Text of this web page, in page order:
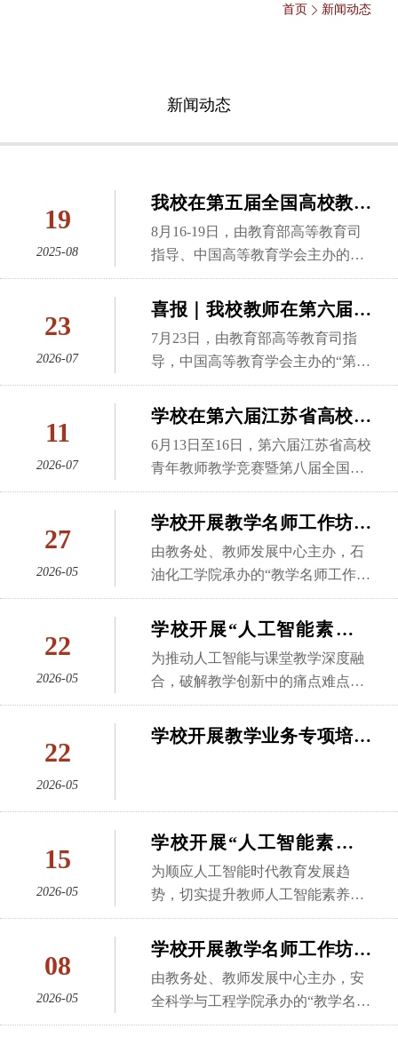
首页 新闻动态
新闻动态
19
2025-08
我校在第五届全国高校教师
教学创新大赛上取得突破
8月16-19日，由教育部高等教育司
指导、中国高等教育学会主办的第
五届全国高校教师教学创新大赛全
国现场赛在北京理工大学举行。本
次大赛以“推动教学创新 培养一流
人才”为主题，共设32个赛区，覆盖
所有本科高校，覆盖所有学科门
万名教师参加省赛，最终588门课程
的2253位教师（含团队教师）入围
全国赛现场赛。我校马克思主义学
得骄人成绩之后，首次荣获全国高
校教师教学创新大赛最高奖项，再
次实现历史性突破。颁奖现场（左
九为周本卫老师）学校高度重视大
赛组织工作，从启动会、校赛选
拔、省赛角逐到国赛冲刺，历时10
个月，校党委书记徐守坤、副校长
李忠玉全程参与，多次指导备赛工
室、教师发展中心协同学院，精心
极配合，精心打磨，在赛场上展现
出高水平的教学创新能力。此次取
得的历史性佳绩充分体现了我校教
育教学创新、培养人才的成效，彰
显了我校教师勇担责任、追求卓越
进一步聚焦教师教学创新，加强教
师教学能力培训，
23
2026-07
喜报｜我校教师在第六届全
国高校教师教学创新大赛中
取得佳绩
7月23日，由教育部高等教育司指
导，中国高等教育学会主办的“第六
届全国高校教师教学创新大赛”（以
下简称教创赛）圆满落幕。本届教
高校，13.8万名教师参加校赛，4.5
万名教师参加省赛，2694位教师
国赛现场评审。全国赛现场评审在
南京大学、南京理工大学举办，经
专家评审，104个教师（团队）获一
我校石油与天然气工程学院、能源
学院，能源低碳信创产业学院窦祥
骥教授团队荣获产教融合地方高校
组二等奖，实现学校教创赛产教融
合赛道的突破。教创赛是经教育部
导备赛工作，教务处、产教融合教
育办公室、教师发展中心与学院协
同发力，邀请国家级教学名师、往
届国赛获奖团队负责人组成专家指
导组，围绕教学创新报告、课堂教
学实录、现场答辩等关键环节进行
多轮打磨。参赛教师扎根教学一
线，精准锚定“深层采油任务牵引不
11
2026-07
学校在第六届江苏省高校青
年教师教学竞赛中获佳绩
6月13日至16日，第六届江苏省高校
青年教师教学竞赛暨第八届全国高
校青年教师教学竞赛选拔赛在南京
航空航天大学天目湖校区举行。该
厅、团省委联合主办，来自全省88
个代表队、110所高校的214名青年
科、思想政治课专项5个组别的决
赛。经过激烈角逐，我校医学与健
康工程学院林烨老师获医科组二等
师获文科组二等奖，为我校在该项
启动以来，校领导高度重视此次比
赛，校工会联合教务处认真制定备
赛方案，各相关职能部门与学院通
力协作、鼎力支持，为参赛教师提
供了全方位的专业指导与坚实的后
任务繁重等现实挑战，参赛教师迎
难而上，潜心研磨教学设计，对每
一堂课精雕细琢，生动彰显了“责
任”的深刻内涵，助力学校教育事业
27
2026-05
学校开展教学名师工作坊暨
青年教师教学系列培训活动
（第八期）
由教务处、教师发展中心主办，石
油化工学院承办的“教学名师工作
坊”暨青年教师教学系列培训第八期
活动于5月26日下午在科教城校区第
陈乐副教授作题为《高校教师教学
创新大赛参赛经验分享及智慧课程
陈乐聚焦教师教学创新大赛备赛要
报告撰写、课堂教学实录打磨、赛
事附加材料完善、现场汇报PPT设
计与展示技巧等关键备赛模块，逐
一拆解备赛重点、难点与常见问
题。同时，立足《化工原理》课程
教学实际，详细分享了智慧课程建
22
2026-05
学校开展“人工智能素养与
能力提升”系列培训第二期
为推动人工智能与课堂教学深度融
合，破解教学创新中的痛点难点，
助力教师精准备赛，5月19日，教务
处、教师发展中心组织开展了“人工
以《人工智能赋能教学创新大赛备
赛与教学模式创新》为题，围绕教
学模式创新，重点讲解了人工智能
径，演示了AI教学工具在课件优
化、习题生成、教学评价等方面的
实操方法，引导教师打破传统教学
思维，构建“人工智能+教学”的新型
22
2026-05
学校开展教学业务专项培训
15
2026-05
学校开展“人工智能素养与
能力提升”系列培训第一期
为顺应人工智能时代教育发展趋
势，切实提升教师人工智能素养与
教学应用能力，推动人工智能与教
育教学深度融合，5月13日，教务
展中心组织开展了“人工智能素养与
能力提升”系列培训（第一期）。活
08
2026-05
学校开展教学名师工作坊暨
青年教师教学系列培训活动
（第三期）
由教务处、教师发展中心主办，安
全科学与工程学院承办的“教学名师
工作坊”暨青年教师教学培训活动于